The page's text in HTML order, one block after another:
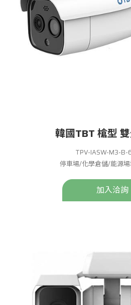
韓國TBT 槍型
TPV-IASW-M3-B-
停車場/化學倉儲/能源
加入洽詢